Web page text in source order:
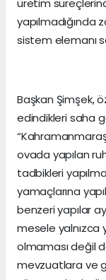
üretim
yapılmadığında
sistem elemanı
Başkan Şimşek,
edindikleri saha
ovada yapılan
tadbikleri
yamaçlarına
benzeri yapılar
mesele yalnızca
olmaması değil
mevzuatlara ve